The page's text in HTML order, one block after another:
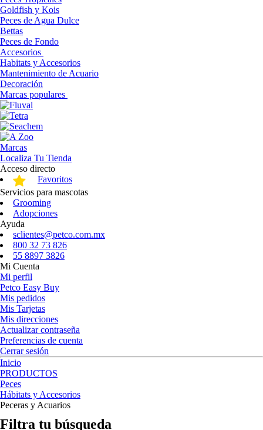
Goldfish y Kois
Peces de Agua Dulce
Bettas
Peces de Fondo
Accesorios
Habitats y Accesorios
Mantenimiento de Acuario
Decoración
Marcas populares
Marcas
Localiza Tu Tienda
Acceso directo
Favoritos
Servicios para mascotas
Grooming
Adopciones
Ayuda
sclientes@petco.com.mx
800 32 73 826
55 8897 3826
Mi Cuenta
Mi perfil
Petco Easy Buy
Mis pedidos
Mis Tarjetas
Mis direcciones
Actualizar contraseña
Preferencias de cuenta
Cerrar sesión
Inicio
PRODUCTOS
Peces
Hábitats y Accesorios
Peceras y Acuarios
Filtra tu búsqueda